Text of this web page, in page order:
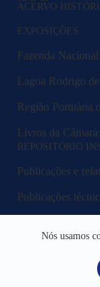
Nós usamos
ACERVO
EXPOSIÇÕES
Fazenda
Lagoa Rodrigo
Região Portuária
Livros da
REPOSITÓRIO
Publicações e
Publicações
Fluxos e
Acesso